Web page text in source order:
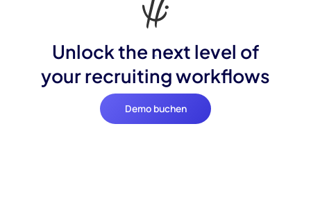
Unlock the next level of
your recruiting workflows
Demo buchen